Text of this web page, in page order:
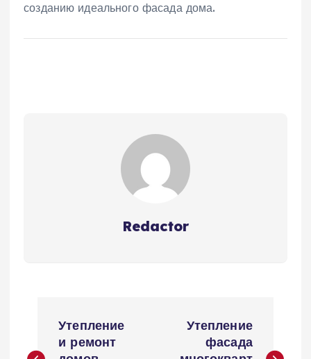
созданию идеального фасада дома.
Redactor
а
Утепление
и ремонт
Утепление
фасада